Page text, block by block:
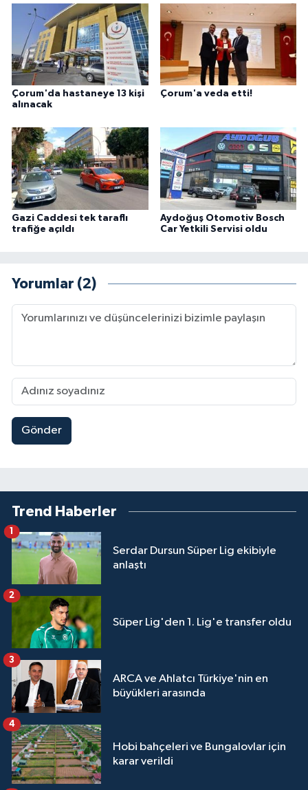
Çorum'da hastaneye 13 kişi
alınacak
Çorum'a veda etti!
Gazi Caddesi tek taraflı
trafiğe açıldı
Aydoğuş Otomotiv Bosch
Car Yetkili Servisi oldu
Yorumlar (2)
Gönder
Trend Haberler
Serdar Dursun Süper Lig ekibiyle
anlaştı
1
Süper Lig'den 1. Lig'e transfer oldu
2
ARCA ve Ahlatcı Türkiye'nin en
büyükleri arasında
3
Hobi bahçeleri ve Bungalovlar için
karar verildi
4